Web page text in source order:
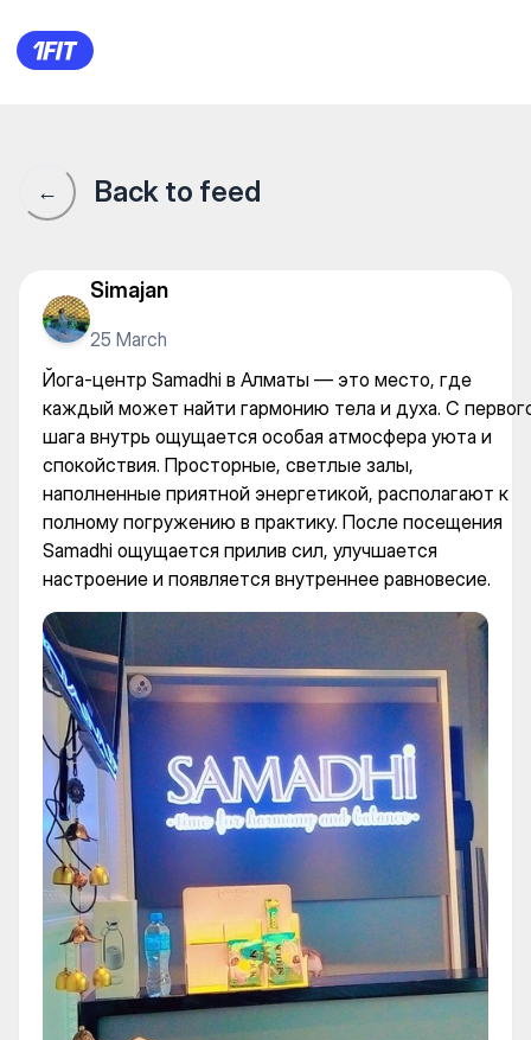
SAMADHI — Yoga
← Back to feed
Simajan
25 March
Йога-центр Samadhi в Алматы — это место, где
каждый может найти гармонию тела и духа. С
шага внутрь ощущается особая атмосфера уюта и
спокойствия. Просторные, светлые залы,
наполненные приятной энергетикой, располагают к
полному погружению в практику. После посещения
Samadhi ощущается прилив сил, улучшается
настроение и появляется внутреннее равновесие.